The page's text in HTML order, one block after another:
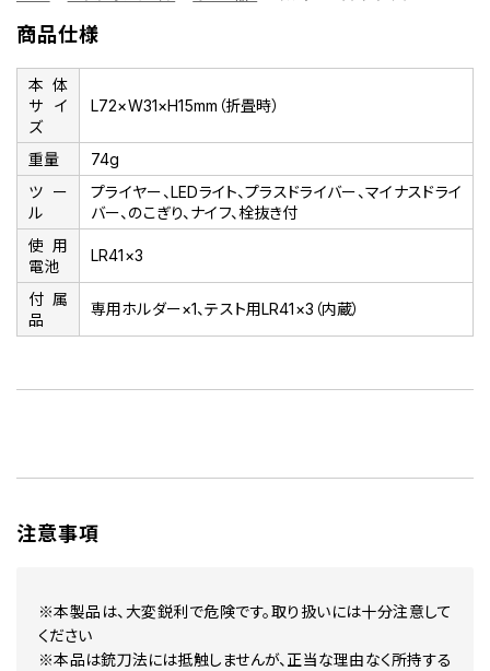
商品仕様
本体
サイ
ズ
L72×W31×H15mm（折畳時）
重量
74g
ツー
ル
プライヤー、LEDライト、プラスドライバー、マイナスドライ
バー、のこぎり、ナイフ、栓抜き付
使用
電池
LR41×3
付属
品
専用ホルダー×1、テスト用LR41×3（内蔵）
注意事項
※本製品は、大変鋭利で危険です。取り扱いには十分注意して
ください
※本品は銃刀法には抵触しませんが、正当な理由なく所持する